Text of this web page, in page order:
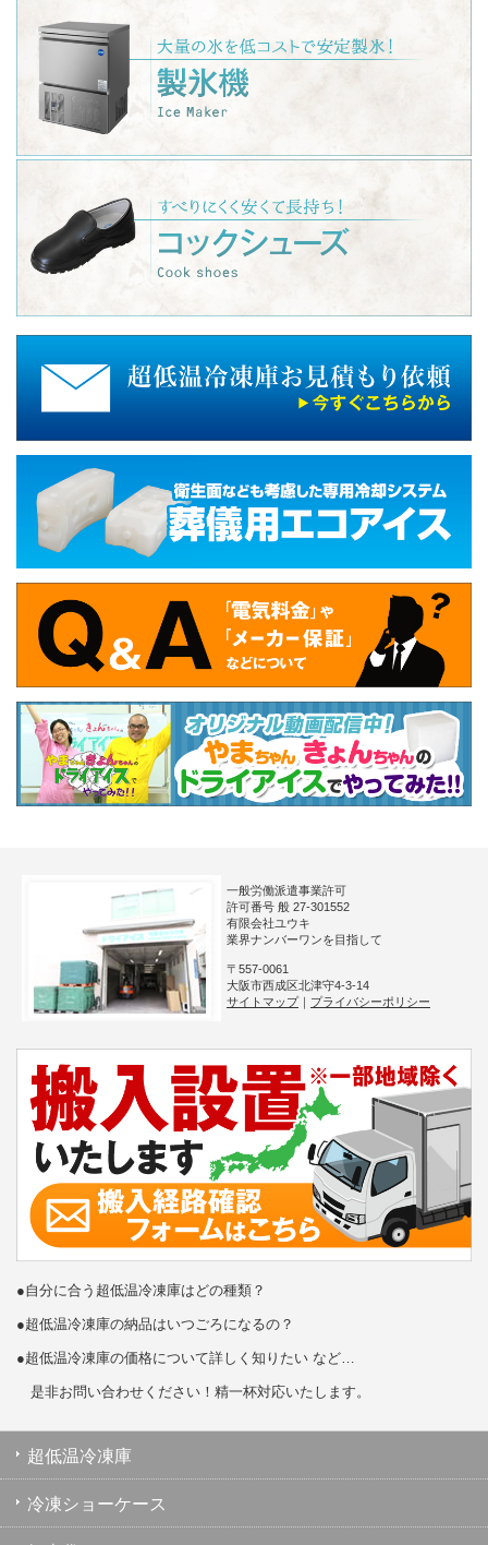
一般労働派遣事業許可
許可番号 般 27-301552
有限会社ユウキ
業界ナンバーワンを目指して
〒557-0061
大阪市西成区北津守4-3-14
サイトマップ
プライバシーポリシー
●自分に合う超低温冷凍庫はどの種類？
●超低温冷凍庫の納品はいつごろになるの？
●超低温冷凍庫の価格について詳しく知りたい など…
是非お問い合わせください！精一杯対応いたします。
超低温冷凍庫
冷凍ショーケース